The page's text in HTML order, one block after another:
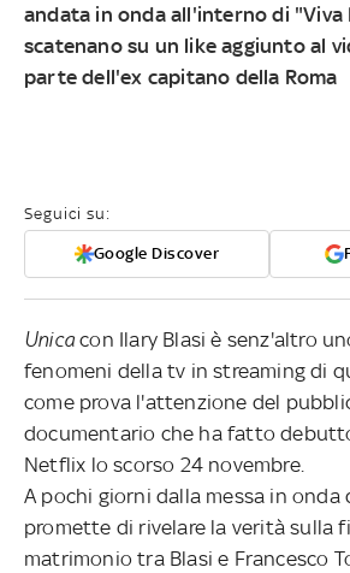
andata in onda all'interno di "Viva
scatenano su un like aggiunto al
parte dell'ex capitano della Roma
Seguici su:
Google Discover
Unicacon Ilary Blasi è senz'altro
fenomeni della tv in streaming di
come prova l'attenzione del
documentario che ha fatto
Netflix lo scorso 24 novembre.
A pochi giorni dalla messa in onda
promette di rivelare la verità sulla
matrimonio tra Blasi e Francesco